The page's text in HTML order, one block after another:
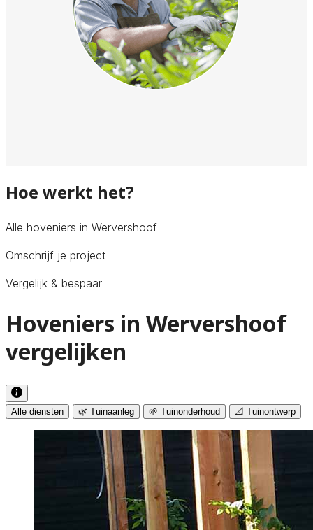
Hoe werkt het?
Alle hoveniers in Wervershoof
Omschrijf je project
Vergelijk & bespaar
Hoveniers in Wervershoof
vergelijken
Alle diensten 🌿 Tuinaanleg 🌱 Tuinonderhoud 📐 Tuinontwerp